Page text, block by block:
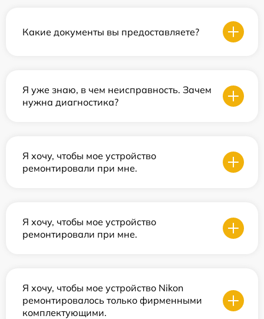
Какие документы вы предоставляете?
Я уже знаю, в чем неисправность. Зачем
нужна диагностика?
Я хочу, чтобы мое устройство
ремонтировали при мне.
Я хочу, чтобы мое устройство
ремонтировали при мне.
Я хочу, чтобы мое устройство Nikon
ремонтировалось только фирменными
комплектующими.